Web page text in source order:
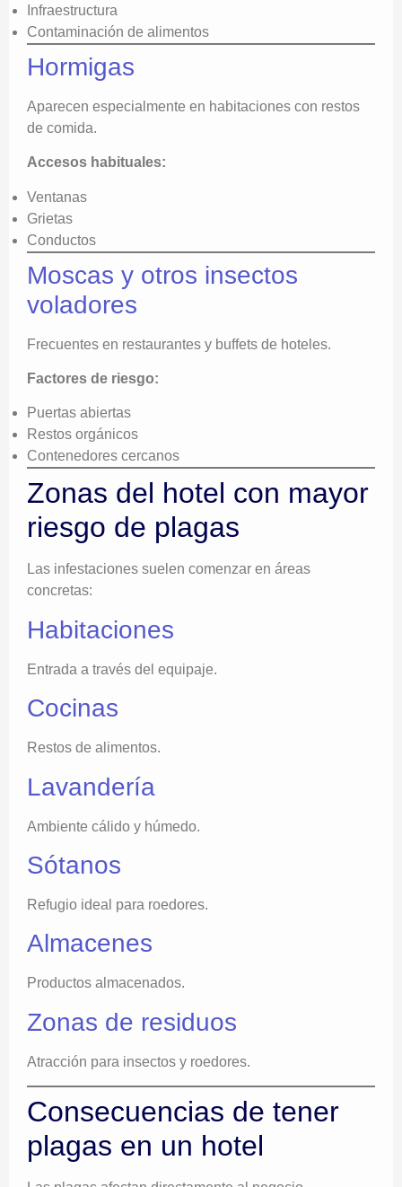
Infraestructura
Contaminación de alimentos
Hormigas
Aparecen especialmente en habitaciones con restos
de comida.
Accesos habituales:
Ventanas
Grietas
Conductos
Moscas y otros insectos
voladores
Frecuentes en restaurantes y buffets de hoteles.
Factores de riesgo:
Puertas abiertas
Restos orgánicos
Contenedores cercanos
Zonas del hotel con mayor
riesgo de plagas
Las infestaciones suelen comenzar en áreas
concretas:
Habitaciones
Entrada a través del equipaje.
Cocinas
Restos de alimentos.
Lavandería
Ambiente cálido y húmedo.
Sótanos
Refugio ideal para roedores.
Almacenes
Productos almacenados.
Zonas de residuos
Atracción para insectos y roedores.
Consecuencias de tener
plagas en un hotel